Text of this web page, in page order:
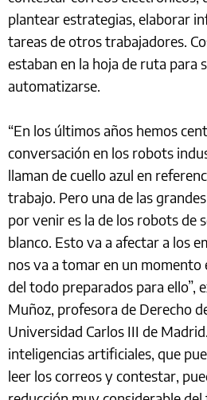
plantear estrategias, elaborar
tareas de otros trabajadores.
estaban en la hoja de ruta para
automatizarse.
“En los últimos años hemos
conversación en los robots
llaman de cuello azul en
trabajo. Pero una de las
por venir es la de los robots de
blanco. Esto va a afectar a los
nos va a tomar en un momento
del todo preparados para ello”,
Muñoz, profesora de Derecho
Universidad Carlos III de
inteligencias artificiales, que
leer los correos y contestar,